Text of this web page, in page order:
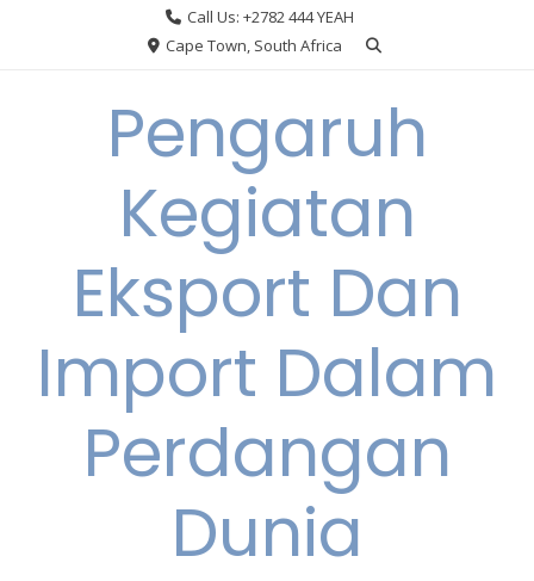
Call Us: +2782 444 YEAH
Cape Town, South Africa
Pengaruh
Kegiatan
Eksport Dan
Import Dalam
Perdangan
Dunia